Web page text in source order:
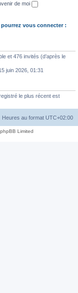
de moi
vous connecter :
et 476 invités (d’après le
15 juin 2026, 01:31
le plus récent est
Heures au format UTC+02:00
Limited